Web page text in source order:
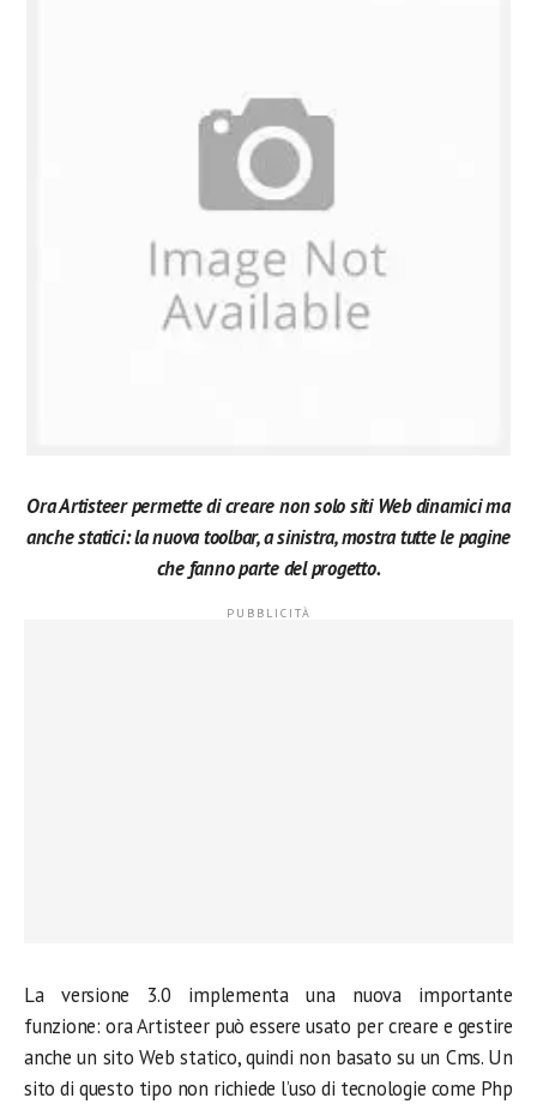
Ora Artisteer permette di creare non solo siti Web dinamici ma
anche statici: la nuova toolbar, a sinistra, mostra tutte le pagine
che fanno parte del progetto.
La versione 3.0 implementa una nuova importante
funzione: ora Artisteer può essere usato per creare e gestire
anche un sito Web statico, quindi non basato su un Cms. Un
sito di questo tipo non richiede l’uso di tecnologie come Php